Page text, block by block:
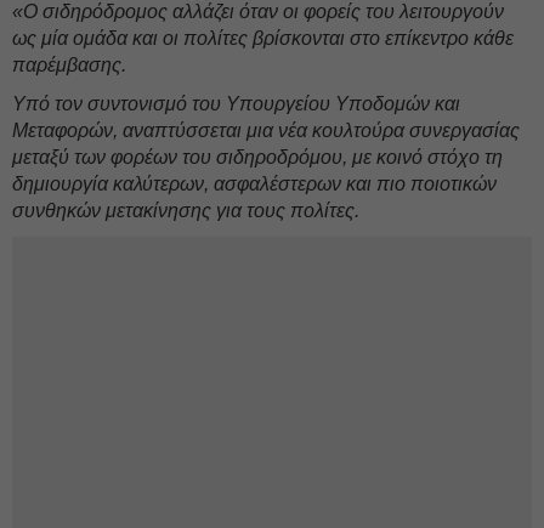
«Ο σιδηρόδρομος αλλάζει όταν οι φορείς του λειτουργούν
ως μία ομάδα και οι πολίτες βρίσκονται στο επίκεντρο κάθε
παρέμβασης.
Υπό τον συντονισμό του Υπουργείου Υποδομών και
Μεταφορών, αναπτύσσεται μια νέα κουλτούρα συνεργασίας
μεταξύ των φορέων του σιδηροδρόμου, με κοινό στόχο τη
δημιουργία καλύτερων, ασφαλέστερων και πιο ποιοτικών
συνθηκών μετακίνησης για τους πολίτες.